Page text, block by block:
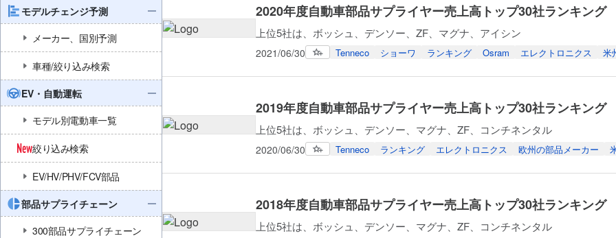
モデルチェンジ予測
メーカー、国別予測
車種/絞り込み検索
EV・自動運転
モデル別電動車一覧
絞り込み検索
EV/HV/PHV/FCV部品
部品サプライチェーン
300部品サプライチェーン
2020年度自動車部品サプライヤー売上高トップ30社ランキング
上位5社は、ボッシュ、デンソー、ZF、マグナ、アイシン
2021/06/30 Tenneco ショーワ ランキング Osram エレクトロニクス 米
2019年度自動車部品サプライヤー売上高トップ30社ランキング
上位5社は、ボッシュ、デンソー、マグナ、ZF、コンチネンタル
2020/06/30 Tenneco ランキング エレクトロニクス 欧州の部品メーカー
2018年度自動車部品サプライヤー売上高トップ30社ランキング
上位5社は、ボッシュ、デンソー、マグナ、ZF、コンチネンタル